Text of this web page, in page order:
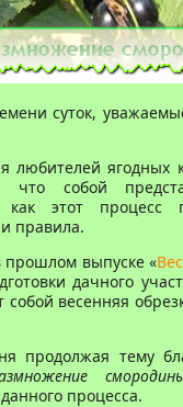
суток,
любителей ягодных
что собой
этот процесс
правила.
выпуске «
дачного
собой весенняя
продолжая тему
процесса.